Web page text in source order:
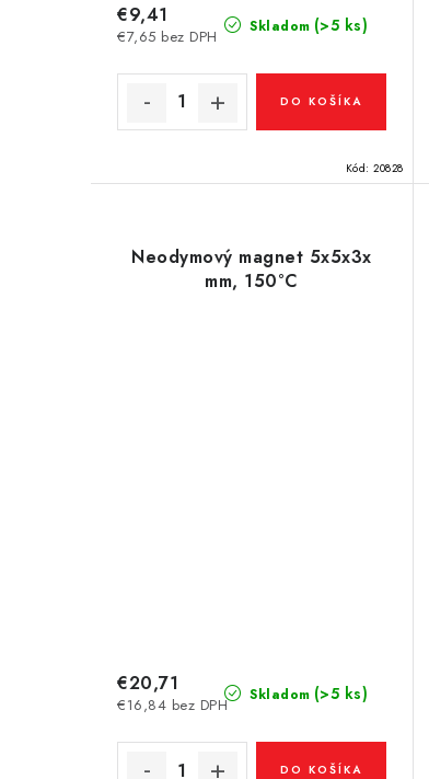
Skladom (>5 ks)
€7,65 bez DPH
€9,41
DO KOŠÍKA
Kód: 20828
Neodymový magnet 5x5x3x
mm, 150°C
Skladom (>5 ks)
€16,84 bez DPH
€20,71
DO KOŠÍKA